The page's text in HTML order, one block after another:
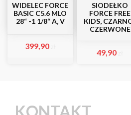
WIDELEC FORCE
BASIC C5.6 MLO
28“ -1 1/8“ A, V
399,90
SIODEŁKO
FORCE FREE
KIDS,
CZERWONE
49,90